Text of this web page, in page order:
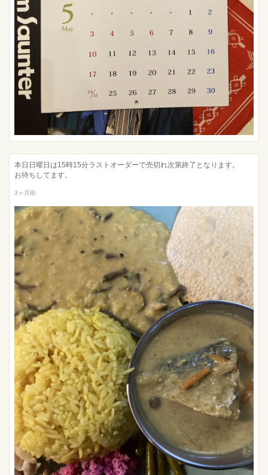
本日日曜日は15時15分ラストオーダーで売切れ次第終了となります。
お待ちしてます。
3ヶ月前